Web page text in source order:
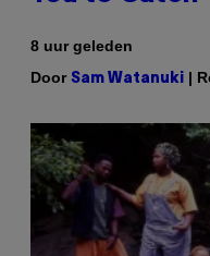
8 uur geleden
Door Sam Watanuki |